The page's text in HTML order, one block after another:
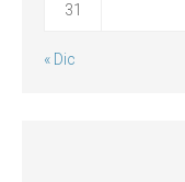
31
« Dic